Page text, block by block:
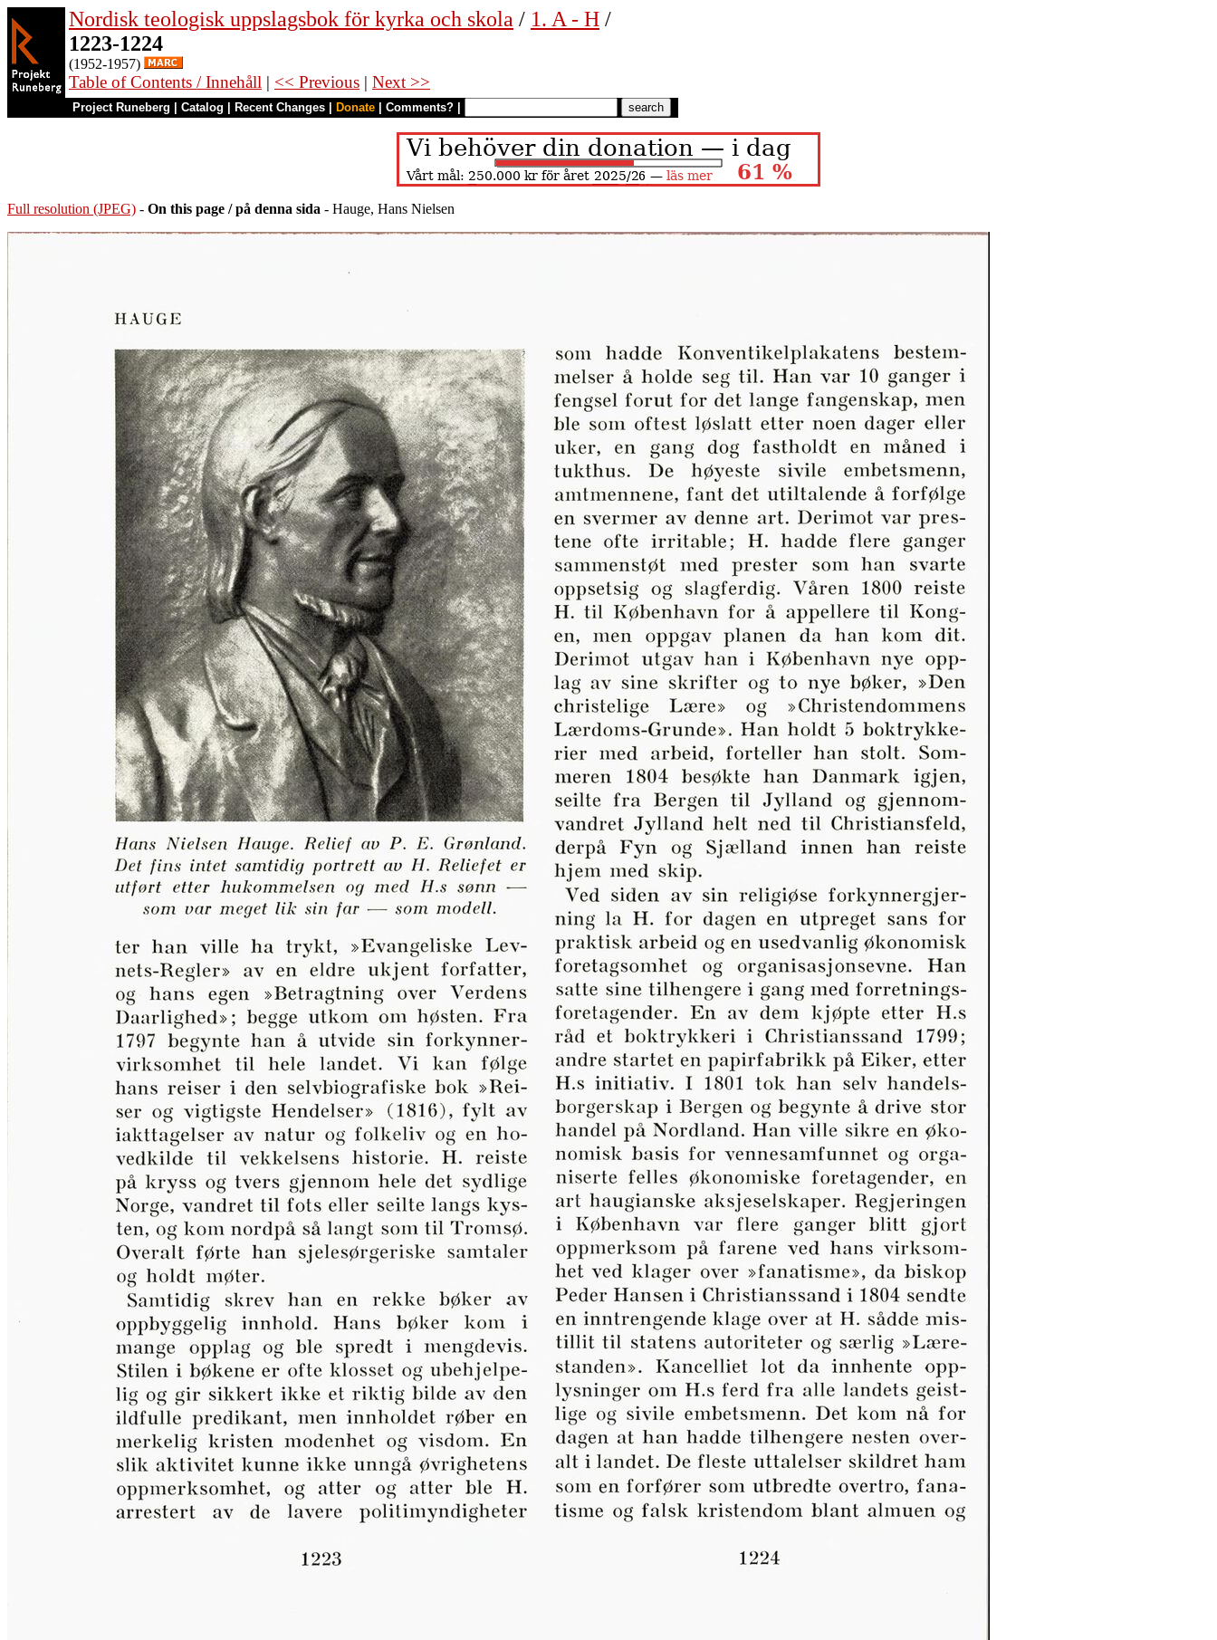
Nordisk teologisk uppslagsbok för kyrka och skola / 1. A - H /
1223-1224
(1952-1957)
Table of Contents / Innehåll | << Previous | Next >>
Project Runeberg Catalog Recent Changes Donate Comments?
Full resolution (JPEG) - On this page / på denna sida - Hauge, Hans Nielsen